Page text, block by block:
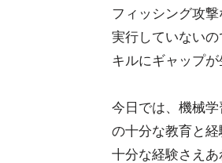
フィッシング攻
実行していない
キルにギャップ
今日では、機械
の十分な教育と
十分な経験さえ